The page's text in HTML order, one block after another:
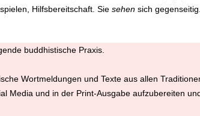
Hilfsbereitschaft. Siesehen sich
buddhistische Praxis.
Wortmeldungen und Texte aus allen
und in der Print-Ausgabe aufzubereiten